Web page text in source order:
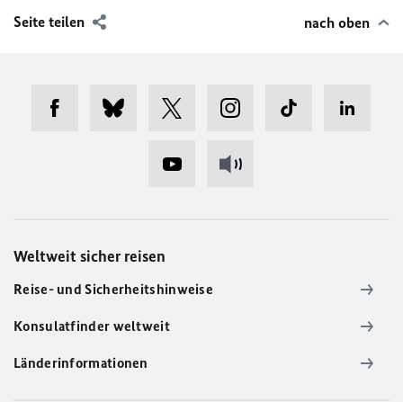
Seite teilen nach oben
Weltweit sicher reisen
Reise- und Sicherheitshinweise
Konsulatfinder weltweit
Länderinformationen